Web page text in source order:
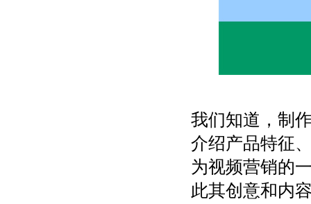
我们知道，制
介绍产品特征
为视频营销的
此其创意和内